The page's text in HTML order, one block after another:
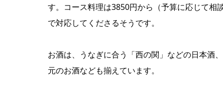
す。コース料理は3850円から（予算に応じて相
で対応してくださるそうです。
お酒は、うなぎに合う「西の関」などの日本酒
元のお酒なども揃えています。